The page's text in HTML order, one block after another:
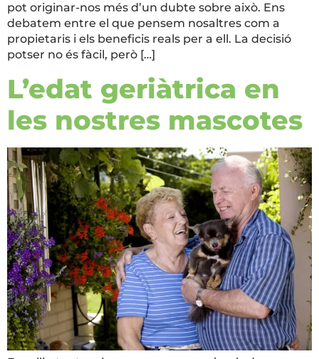
pot originar-nos més d’un dubte sobre això. Ens
debatem entre el que pensem nosaltres com a
propietaris i els beneficis reals per a ell. La decisió
potser no és fàcil, però […]
L’edat geriàtrica en
les nostres mascotes